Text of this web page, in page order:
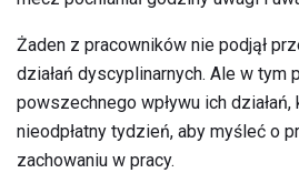
Żaden z pracowników nie podjął
działań dyscyplinarnych. Ale w tym
powszechnego wpływu ich działań,
nieodpłatny tydzień, aby myśleć o
zachowaniu w pracy.